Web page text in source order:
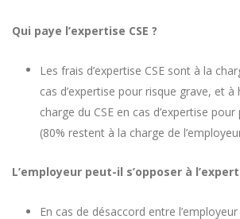
Qui paye l’expertise CSE ?
Les frais d’expertise CSE sont à la
cas d’expertise pour risque grave, et
charge du CSE en cas d’expertise
(80% restent à la charge de
L’employeur peut-il s’opposer à
En cas de désaccord entre l’employeur